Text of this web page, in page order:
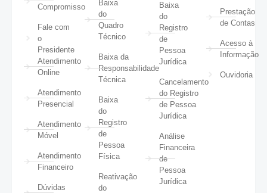
Compromisso
Fale com
o
Presidente
Atendimento
Online
Atendimento
Presencial
Atendimento
Móvel
Atendimento
Financeiro
Dúvidas
Baixa
do
Quadro
Técnico
Baixa da
Responsabilidade
Técnica
Baixa
do
Registro
de
Pessoa
Física
Reativação
do
Baixa
do
Registro
de
Pessoa
Jurídica
Cancelamento
do Registro
de Pessoa
Jurídica
Análise
Financeira
de
Pessoa
Jurídica
Prestação
de Contas
Acesso à
Informação
Ouvidoria